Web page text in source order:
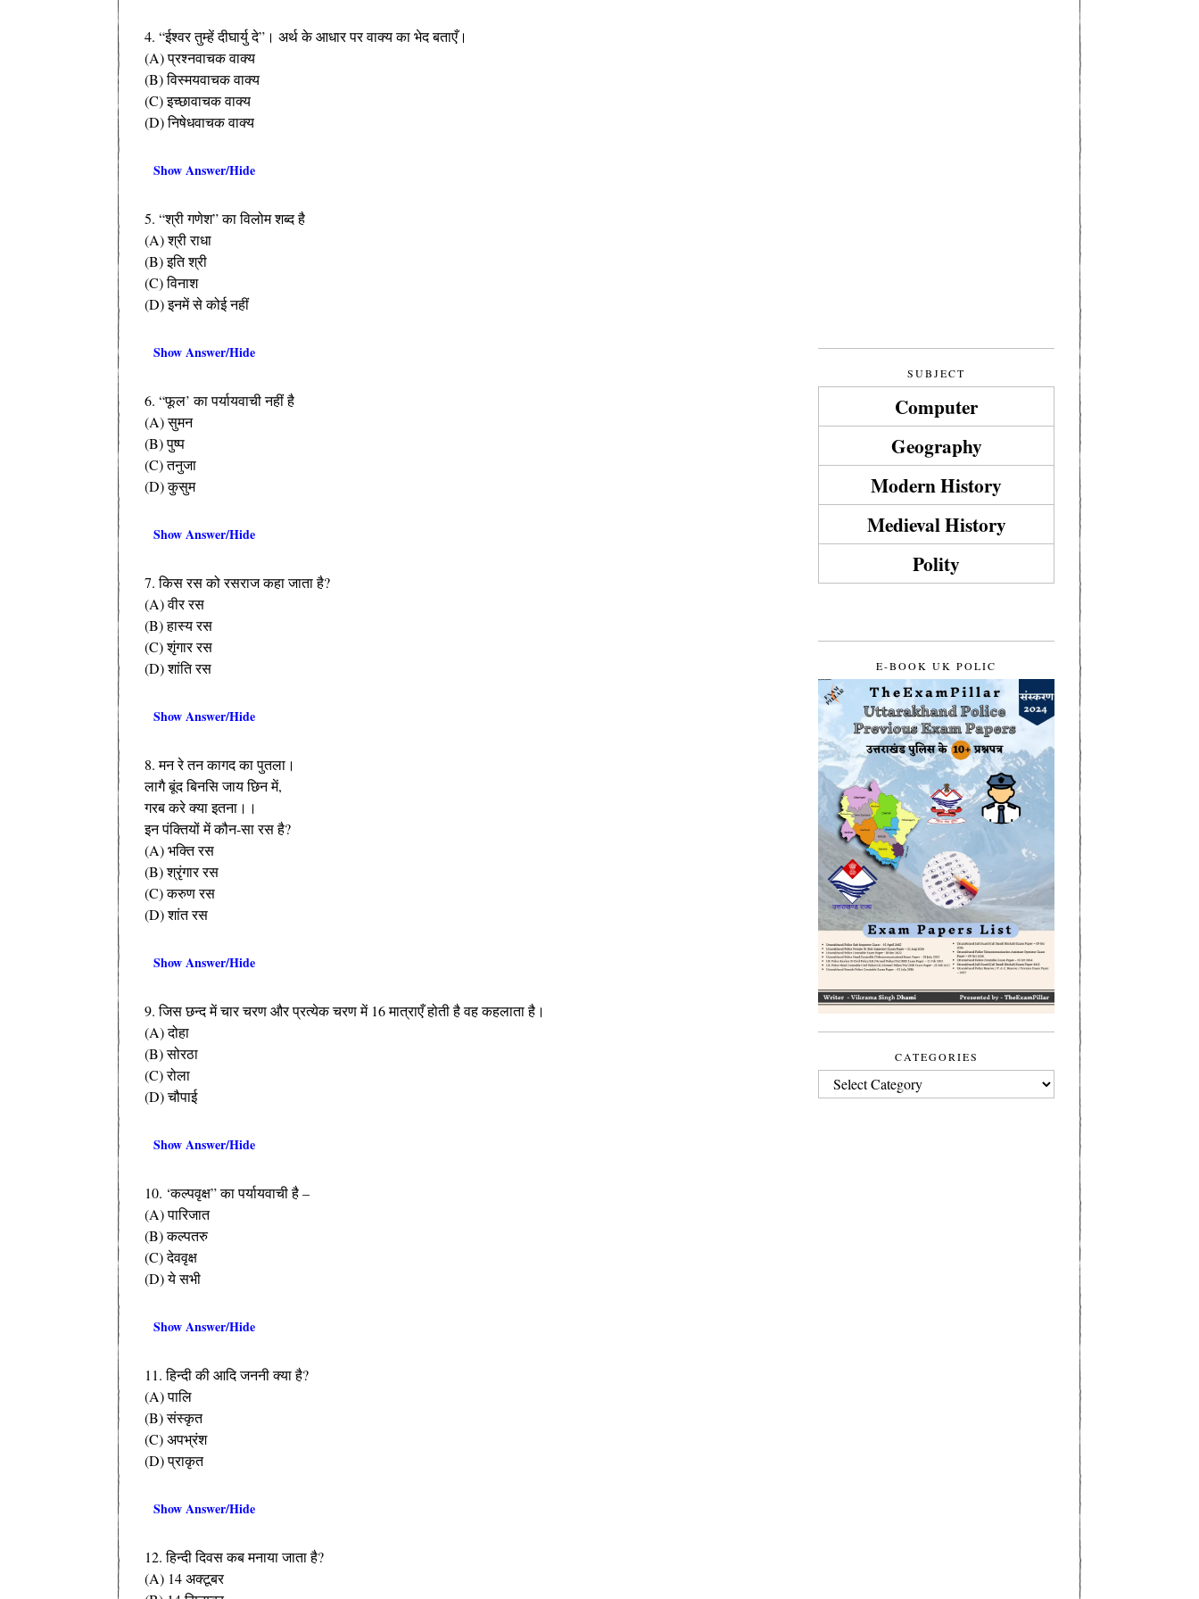
4. “ईश्वर तुम्हें दीघार्यु दे”। अर्थ के आधार पर वाक्य का भेद बताएँ।
(A) प्रश्नवाचक वाक्य
(B) विस्मयवाचक वाक्य
(C) इच्छावाचक वाक्य
(D) निषेधवाचक वाक्य
Show Answer/Hide
5. “श्री गणेश” का विलोम शब्द है
(A) श्री राधा
(B) इति श्री
(C) विनाश
(D) इनमें से कोई नहीं
Show Answer/Hide
6. “फूल’ का पर्यायवाची नहीं है
(A) सुमन
(B) पुष्प
(C) तनुजा
(D) कुसुम
Show Answer/Hide
7. किस रस को रसराज कहा जाता है?
(A) वीर रस
(B) हास्य रस
(C) शृंगार रस
(D) शांति रस
Show Answer/Hide
8. मन रे तन कागद का पुतला।
लागै बूंद बिनसि जाय छिन में,
गरब करे क्या इतना।।
इन पंक्तियों में कौन-सा रस है?
(A) भक्ति रस
(B) श्रृंगार रस
(C) करुण रस
(D) शांत रस
Show Answer/Hide
9. जिस छन्द में चार चरण और प्रत्येक चरण में 16 मात्राएँ होती है वह कहलाता है।
(A) दोहा
(B) सोरठा
(C) रोला
(D) चौपाई
Show Answer/Hide
10. ‘कल्पवृक्ष” का पर्यायवाची है –
(A) पारिजात
(B) कल्पतरु
(C) देववृक्ष
(D) ये सभी
Show Answer/Hide
11. हिन्दी की आदि जननी क्या है?
(A) पालि
(B) संस्कृत
(C) अपभ्रंश
(D) प्राकृत
Show Answer/Hide
12. हिन्दी दिवस कब मनाया जाता है?
(A) 14 अक्टूबर
SUBJECT
Computer
Geography
Modern History
Medieval History
Polity
E-BOOK UK POLIC
CATEGORIES
CATEGORIES